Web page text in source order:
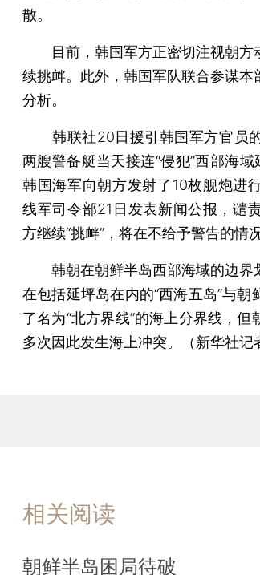
散。
目前，韩国军方正密切注视朝方
续挑衅。此外，韩国军队联合参谋
分析。
韩联社20日援引韩国军方官员的
两艘警备艇当天接连“侵犯”西部海域
韩国海军向朝方发射了10枚舰炮进
线军司令部21日发表新闻公报，谴
方继续“挑衅”，将在不给予警告的情
韩朝在朝鲜半岛西部海域的边界
在包括延坪岛在内的“西海五岛”与
了名为“北方界线”的海上分界线，
多次因此发生海上冲突。（新华社记
相关阅读
朝鲜半岛困局待破